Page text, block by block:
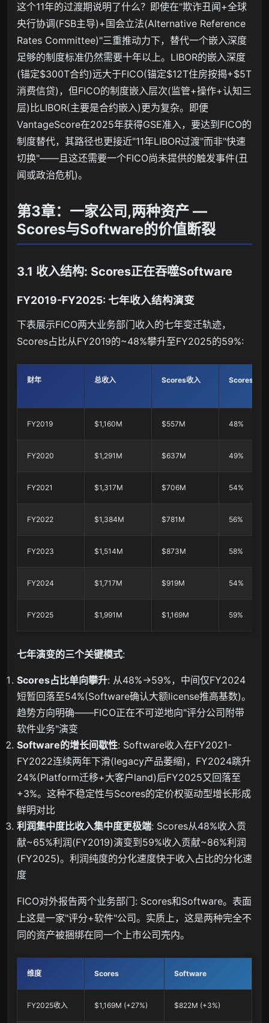
这个11年的过渡期说明了什么？即使在"欺诈丑闻+全球
央行协调(FSB主导)+国会立法(Alternative Reference
Rates Committee)"三重推动力下，替代一个嵌入深度
足够的制度标准仍然需要十年以上。LIBOR的嵌入深度
(锚定$300T合约)远大于FICO(锚定$12T住房按揭+$5T
消费信贷)，但FICO的制度嵌入层次(监管+操作+认知三
层)比LIBOR(主要是合约嵌入)更为复杂。即便
VantageScore在2025年获得GSE准入，要达到FICO的
制度替代，其路径也更接近"11年LIBOR过渡"而非"快速
切换"——且这还需要一个FICO尚未提供的触发事件(丑
闻或政治危机)。
第3章：一家公司,两种资产 —
Scores与Software的价值断裂
3.1 收入结构: Scores正在吞噬Software
FY2019-FY2025: 七年收入结构演变
下表展示FICO两大业务部门收入的七年变迁轨迹，
Scores占比从FY2019的~48%攀升至FY2025的59%:
财年 总收入 Scores收入 Scores占比
FY2019 $1,160M $557M 48%
FY2020 $1,291M $637M 49%
FY2021 $1,317M $706M 54%
FY2022 $1,384M $781M 56%
FY2023 $1,514M $873M 58%
FY2024 $1,717M $919M 54%
FY2025 $1,991M $1,169M 59%
七年演变的三个关键模式:
Scores占比单向攀升: 从48%→59%，中间仅FY2024
短暂回落至54%(Software确认大额license推高基数)。
趋势方向明确——FICO正在不可逆地向"评分公司附带
软件业务"演变
Software的增长间歇性: Software收入在FY2021-
FY2022连续两年下滑(legacy产品萎缩)，FY2024跳升
24%(Platform迁移+大客户land)后FY2025又回落至
+3%。这种不稳定性与Scores的定价权驱动型增长形成
鲜明对比
利润集中度比收入集中度更极端: Scores从48%收入贡
献~65%利润(FY2019)演变到59%收入贡献~86%利润
(FY2025)。利润纯度的分化速度快于收入占比的分化速
度
FICO对外报告两个业务部门: Scores和Software。表面
上这是一家"评分+软件"公司。实质上，这是两种完全不
同的资产被捆绑在同一个上市公司壳内。
维度 Scores Software
FY2025收入 $1,169M (+27%) $822M (+3%)